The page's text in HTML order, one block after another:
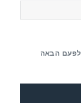
הבאה